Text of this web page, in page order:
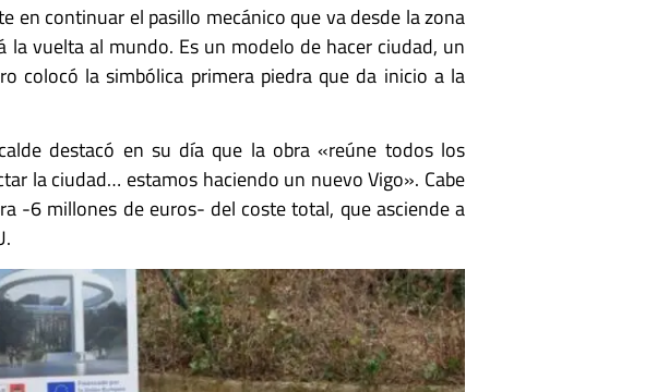
en continuar el pasillo mecánico que va desde la zona
la vuelta al mundo. Es un modelo de hacer ciudad, un
colocó la simbólica primera piedra que da inicio a la
destacó en su día que la obra «reúne todos los
la ciudad… estamos haciendo un nuevo Vigo». Cabe
-6 millones de euros- del coste total, que asciende a